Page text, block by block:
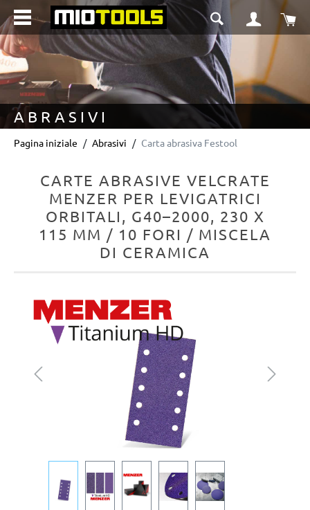
principale Il
ABRASIVI
Pagina iniziale Abrasivi Carta abrasiva Festool
CARTE ABRASIVE VELCRATE
MENZER PER LEVIGATRICI
ORBITALI, G40–2000, 230 X
115 MM / 10 FORI / MISCELA
DI CERAMICA
Salta la galleria di immagini